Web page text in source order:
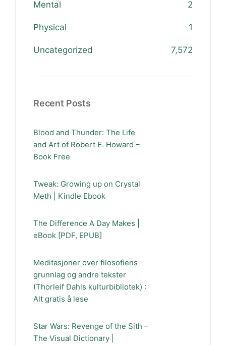
Mental 2
Physical 1
Uncategorized 7,572
Recent Posts
Blood and Thunder: The Life
and Art of Robert E. Howard –
Book Free
Tweak: Growing up on Crystal
Meth | Kindle Ebook
The Difference A Day Makes |
eBook [PDF, EPUB]
Meditasjoner over filosofiens
grunnlag og andre tekster
(Thorleif Dahls kulturbibliotek) :
Alt gratis å lese
Star Wars: Revenge of the Sith –
The Visual Dictionary |